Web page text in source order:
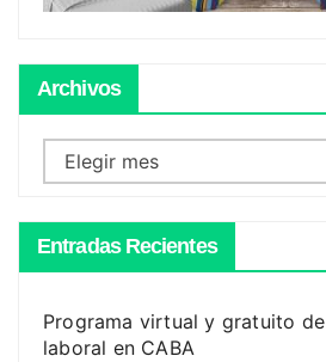
Archivos
Archivos
Entradas Recientes
Programa virtual y gratuito
laboral en CABA